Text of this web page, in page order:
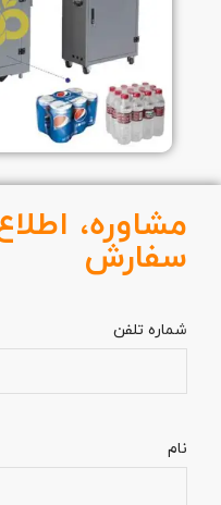
مشاوره،
سفارش
شماره تلفن
نام